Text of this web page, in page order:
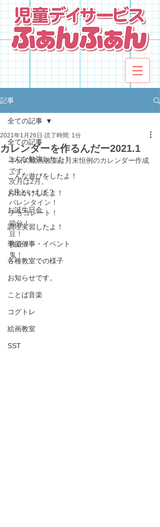
記事
全ての記事
こんな勉強したよ！
こんな遊びをしたよ！
お出かけしたよ！
お誕生日会
調理実習したよ！
季節催事・イベント
各種教室での様子
お知らせです。
ことば音楽
コグトレ
絵画教室
SST
全ての記事
カレンダーを作るんだー2021.1
2021年1月26日 読了時間: 1分
本日の絵画教室は月末恒例のカレンダー作成
です。
次月は2月。
2月といえば？
バレンタイン！
チョコレート！
節分！
豆！
枝豆？
鬼！